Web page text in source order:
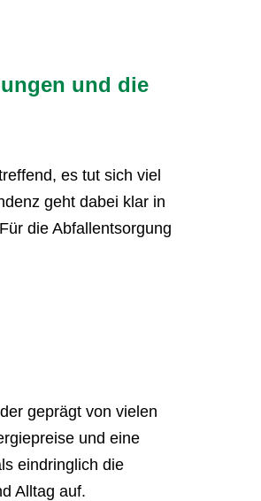
und die
es tut sich viel
geht dabei klar in
die Abfallentsorgung
geprägt von vielen
und eine
eindringlich die
Alltag auf.